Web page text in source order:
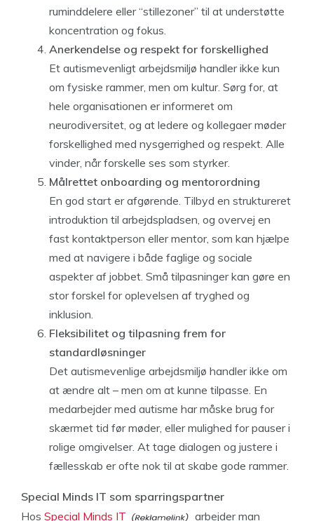
ruminddelere eller “stillezoner” til at understøtte
koncentration og fokus.
Anerkendelse og respekt for forskellighed
Et autismevenligt arbejdsmiljø handler ikke kun
om fysiske rammer, men om kultur. Sørg for, at
hele organisationen er informeret om
neurodiversitet, og at ledere og kollegaer møder
forskellighed med nysgerrighed og respekt. Alle
vinder, når forskelle ses som styrker.
Målrettet onboarding og mentorordning
En god start er afgørende. Tilbyd en struktureret
introduktion til arbejdspladsen, og overvej en
fast kontaktperson eller mentor, som kan hjælpe
med at navigere i både faglige og sociale
aspekter af jobbet. Små tilpasninger kan gøre en
stor forskel for oplevelsen af tryghed og
inklusion.
Fleksibilitet og tilpasning frem for
standardløsninger
Det autismevenlige arbejdsmiljø handler ikke om
at ændre alt – men om at kunne tilpasse. En
medarbejder med autisme har måske brug for
skærmet tid før møder, eller mulighed for pauser i
rolige omgivelser. At tage dialogen og justere i
fællesskab er ofte nok til at skabe gode rammer.
Special Minds IT som sparringspartner
Hos Special Minds IT arbejder man